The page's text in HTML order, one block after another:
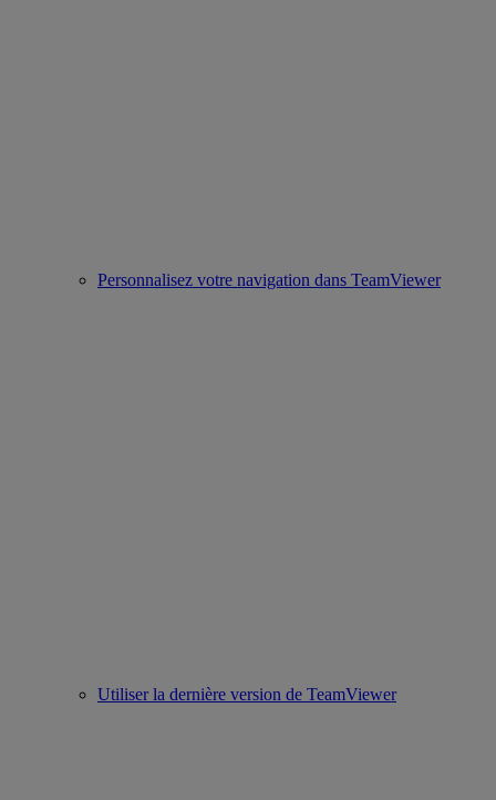
Personnalisez votre navigation dans TeamViewer
Utiliser la dernière version de TeamViewer